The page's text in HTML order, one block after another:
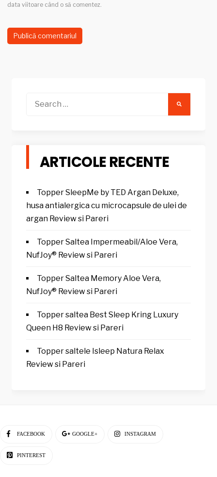
data viitoare când o să comentez.
ARTICOLE RECENTE
Topper SleepMe by TED Argan Deluxe,
husa antialergica cu microcapsule de ulei de
argan Review si Pareri
Topper Saltea Impermeabil/Aloe Vera,
NufJoy® Review si Pareri
Topper Saltea Memory Aloe Vera,
NufJoy® Review si Pareri
Topper saltea Best Sleep Kring Luxury
Queen H8 Review si Pareri
Topper saltele Isleep Natura Relax
Review si Pareri
FACEBOOK GOOGLE+ INSTAGRAM
PINTEREST